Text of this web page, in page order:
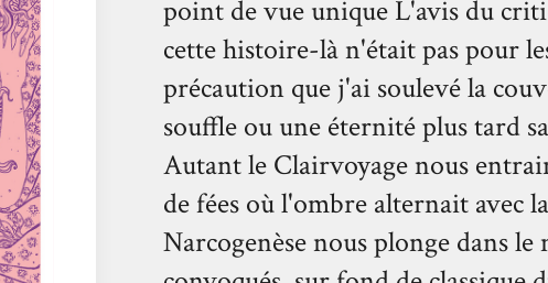
point de vue unique L'avis du
cette histoire-là n'était pas pour
précaution que j'ai soulevé la
souffle ou une éternité plus tard
Autant le Clairvoyage nous
de fées où l'ombre alternait avec
Narcogenèse nous plonge dans le